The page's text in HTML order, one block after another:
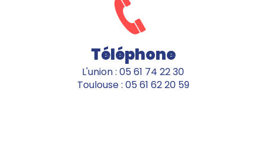
Téléphone
L'union : 05 61 74 22 30
Toulouse : 05 61 62 20 59